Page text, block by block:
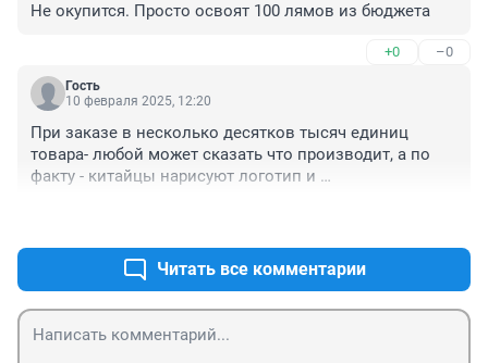
Не окупится. Просто освоят 100 лямов из бюджета
+0 –0
Гость
10 февраля 2025, 12:20
При заказе в несколько десятков тысяч единиц
товара- любой может сказать что производит, а по
факту - китайцы нарисуют логотип и
Читать все комментарии